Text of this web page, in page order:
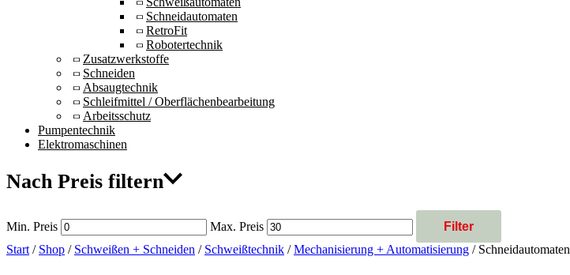
Schneidautomaten
RetroFit
Robotertechnik
Zusatzwerkstoffe
Schneiden
Absaugtechnik
Schleifmittel / Oberflächenbearbeitung
Arbeitsschutz
Pumpentechnik
Elektromaschinen
Nach Preis filtern
Min. Preis Max. Preis
Filter
Start / Shop / Schweißen + Schneiden / Schweißtechnik /Mechanisierung + Automatisierung / Schneidautomaten